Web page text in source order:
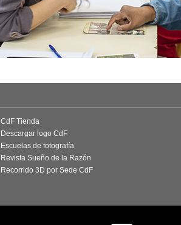
CdF Tienda
Descargar logo CdF
Escuelas de fotografía
Revista Sueño de la Razón
Recorrido 3D por Sede CdF